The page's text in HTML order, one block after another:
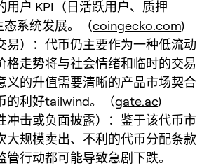
用户 KPI（日活跃用户、质押
系统发展。（coingecko.com)
易）：代币仍主要作为一种低流动
格走势将与社会情绪和临时的交易
义的升值需要清晰的产品市场契合
的利好tailwind。（gate.ac)
冲击或负面披露）：鉴于该代币市
大规模卖出、不利的代币分配条款
行动都可能导致急剧下跌。